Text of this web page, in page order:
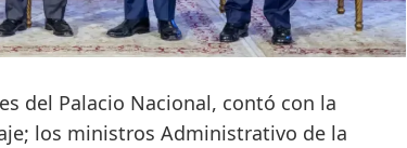
del Palacio Nacional, contó con la
los ministros Administrativo de la